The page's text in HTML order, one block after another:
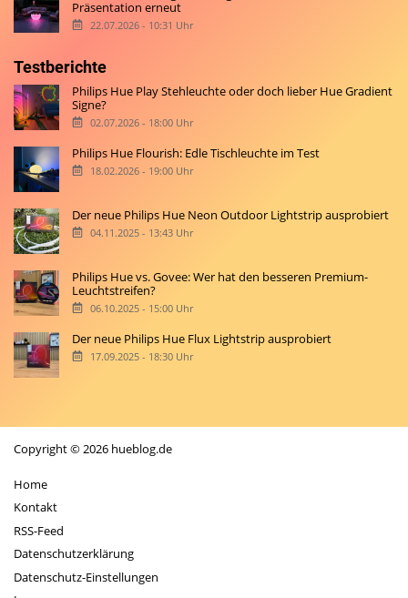
Präsentation erneut
22.07.2026 - 10:31 Uhr
Testberichte
Philips Hue Play Stehleuchte oder doch lieber Hue Gradient
Signe?
02.07.2026 - 18:00 Uhr
Philips Hue Flourish: Edle Tischleuchte im Test
18.02.2026 - 19:00 Uhr
Der neue Philips Hue Neon Outdoor Lightstrip ausprobiert
04.11.2025 - 13:43 Uhr
Philips Hue vs. Govee: Wer hat den besseren Premium-
Leuchtstreifen?
06.10.2025 - 15:00 Uhr
Der neue Philips Hue Flux Lightstrip ausprobiert
17.09.2025 - 18:30 Uhr
Copyright © 2026 hueblog.de
Home
Kontakt
RSS-Feed
Datenschutzerklärung
Datenschutz-Einstellungen